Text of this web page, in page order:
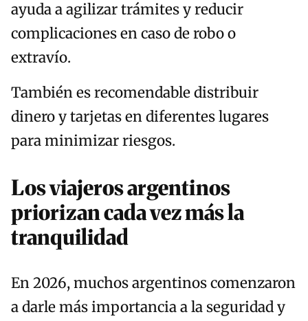
ayuda a agilizar trámites y reducir
complicaciones en caso de robo o
extravío.
También es recomendable distribuir
dinero y tarjetas en diferentes lugares
para minimizar riesgos.
Los viajeros argentinos
priorizan cada vez más la
tranquilidad
En 2026, muchos argentinos comenzaron
a darle más importancia a la seguridad y